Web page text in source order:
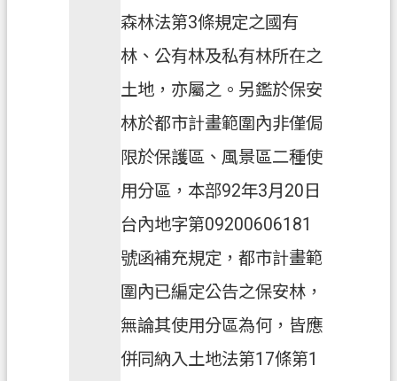
森林法第3條規定之國有
林、公有林及私有林所在之
土地，亦屬之。另鑑於保安
林於都市計畫範圍內非僅侷
限於保護區、風景區二種使
用分區，本部92年3月20日
台內地字第09200606181
號函補充規定，都市計畫範
圍內已編定公告之保安林，
無論其使用分區為何，皆應
併同納入土地法第17條第1